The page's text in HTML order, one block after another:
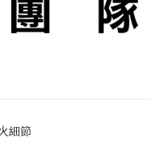
細節